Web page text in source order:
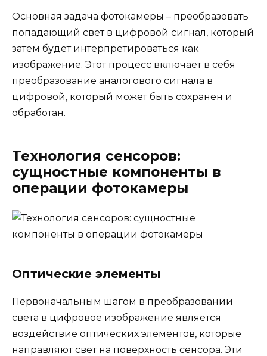
Основная задача фотокамеры – преобразовать
попадающий свет в цифровой сигнал, который
затем будет интерпретироваться как
изображение. Этот процесс включает в себя
преобразование аналогового сигнала в
цифровой, который может быть сохранен и
обработан.
Технология сенсоров:
сущностные компоненты в
операции фотокамеры
Оптические элементы
Первоначальным шагом в преобразовании
света в цифровое изображение является
воздействие оптических элементов, которые
направляют свет на поверхность сенсора. Эти